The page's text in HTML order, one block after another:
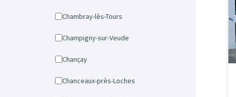
Chambray-lès-Tours
Champigny-sur-Veude
Chançay
Chanceaux-près-Loches